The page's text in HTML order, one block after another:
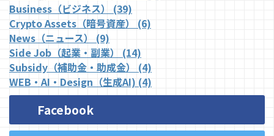
Business（ビジネス） (39)
Crypto Assets（暗号資産） (6)
News（ニュース） (9)
Side Job（起業・副業） (14)
Subsidy（補助金・助成金） (4)
WEB・AI・Design（生成AI) (4)
Facebook